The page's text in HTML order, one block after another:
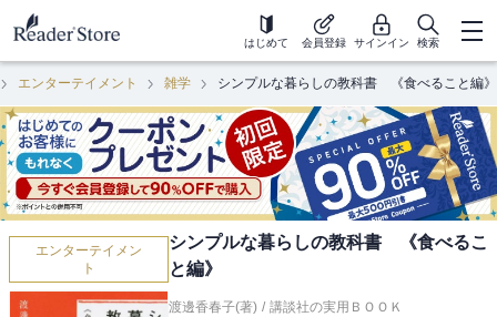
はじめて 会員登録 サインイン 検索
エンターテイメント 雑学 シンプルな暮らしの教科書 《食べること編》
エンターテイメン
ト
シンプルな暮らしの教科書 《食べるこ
と編》
渡邊香春子(著) / 講談社の実用ＢＯＯＫ